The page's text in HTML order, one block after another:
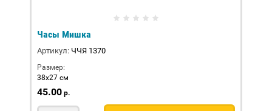
Часы Мишка
Артикул: ЧЧЯ 1370
Размер:
38х27 см
45.00 р.